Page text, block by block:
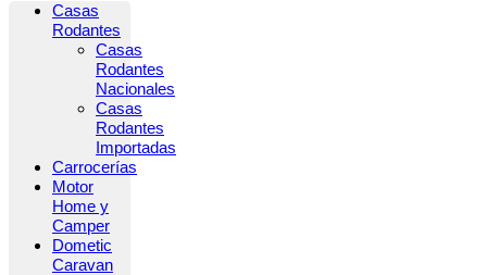
Casas
Rodantes
Casas
Rodantes
Nacionales
Casas
Rodantes
Importadas
Carrocerías
Motor
Home y
Camper
Dometic
Caravan